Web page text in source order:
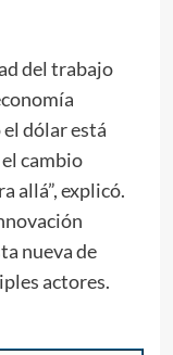
del trabajo
dólar está
cambio
allá”, explicó.
nueva de
actores.